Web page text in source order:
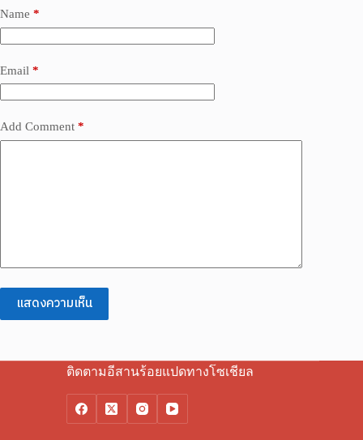
Name *
Email *
Add Comment *
แสดงความเห็น
ติดตามอีสานร้อยแปดทางโซเชียล